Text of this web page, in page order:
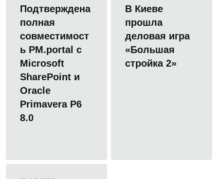
Подтверждена
полная
совместимост
ь PM.portal с
Microsoft
SharePoint и
Oracle
Primavera P6
8.0
В Киеве
прошла
деловая игра
«Большая
стройка 2»